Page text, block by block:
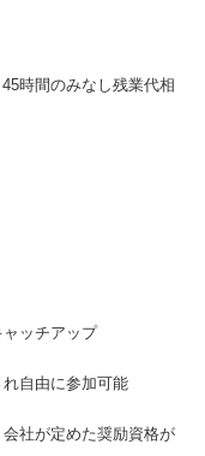
時間のみなし残業代相
ャッチアップ
自由に参加可能
社が定めた奨励資格が